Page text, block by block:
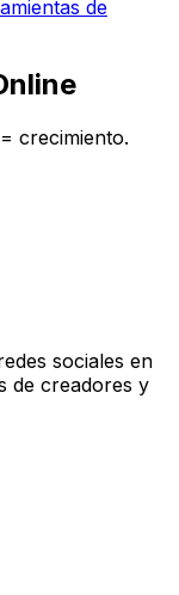
de
crecimiento.
sociales en
de creadores y